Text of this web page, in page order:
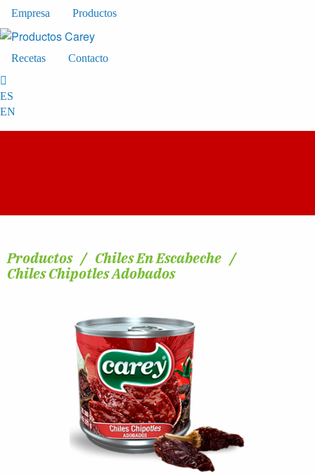
Empresa Productos
Recetas Contacto
ES
EN
Productos
Chiles En Escabeche
Chiles Chipotles Adobados